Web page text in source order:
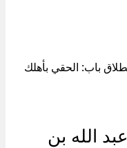
باب: الحقي بأهلك
الله بن